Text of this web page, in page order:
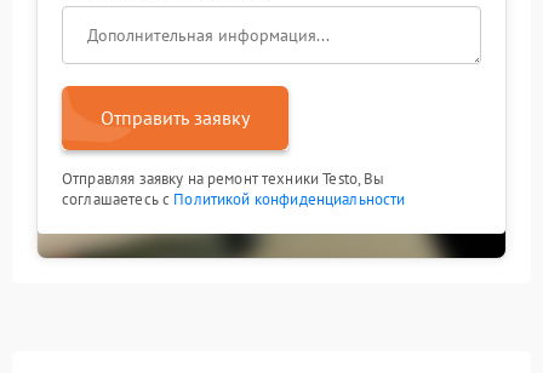
Отправить заявку
Отправляя заявку на ремонт техники Testo, Вы
соглашаетесь с Политикой конфиденциальности